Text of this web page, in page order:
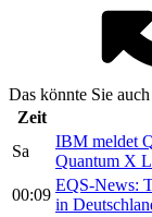
Das könnte Sie
Zeit
Sa
IBM meldet
Quantum X
00:09
EQS-News:
in